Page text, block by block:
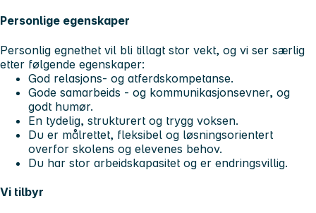
Personlige egenskaper
Personlig egnethet vil bli tillagt stor vekt, og vi ser særlig
etter følgende egenskaper:
God relasjons- og atferdskompetanse.
Gode samarbeids - og kommunikasjonsevner, og
godt humør.
En tydelig, strukturert og trygg voksen.
Du er målrettet, fleksibel og løsningsorientert
overfor skolens og elevenes behov.
Du har stor arbeidskapasitet og er endringsvillig.
Vi tilbyr